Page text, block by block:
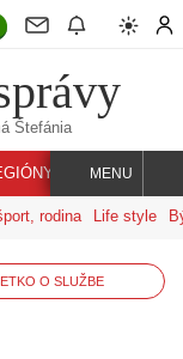
Štefánia
INDEX SVET
MENU
rodina Life style
O SLUŽBE